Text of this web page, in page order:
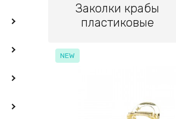
Заколки крабы
пластиковые
NEW